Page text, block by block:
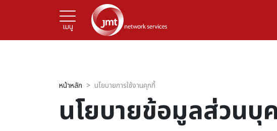
เมนู
หน้าหลัก นโยบายการใช้งานคุกกี้
นโยบายข้อมูลส่วนบุ